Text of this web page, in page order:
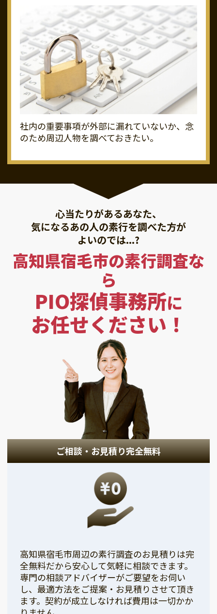
社内の重要事項が外部に漏れていないか、念
のため周辺人物を調べておきたい。
心当たりがあるあなた、
気になるあの人の素行を調べた方が
よいのでは...?
高知県宿毛市の素行調査な
ら
PIO探偵事務所に
お任せください！
ご相談・お見積り完全無料
高知県宿毛市周辺の素行調査のお見積りは完
全無料だから安心して気軽に相談できます。
専門の相談アドバイザーがご要望をお伺い
し、最適方法をご提案・お見積りさせて頂き
ます。契約が成立しなければ費用は一切かか